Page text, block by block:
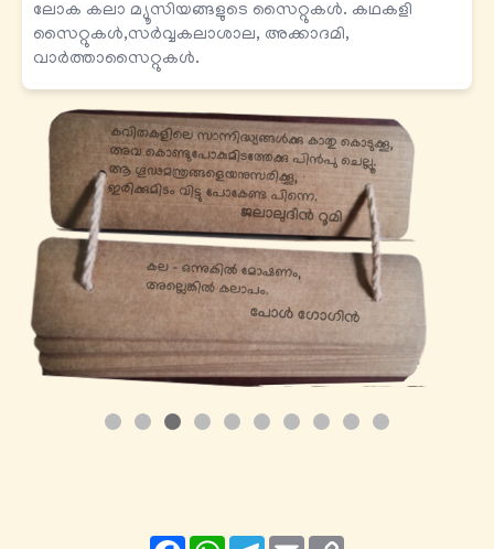
ലോക കലാ മ്യൂസിയങ്ങളുടെ സൈറ്റുകൾ. കഥകളി
സൈറ്റുകൾ,സർവ്വകലാശാല, അക്കാദമി,
വാർത്താസൈറ്റുകൾ.
FacebookWhatsAppTelegram
Email